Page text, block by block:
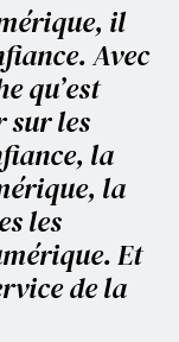
il
Avec
qu’est
les
la
la
les
Et
de la